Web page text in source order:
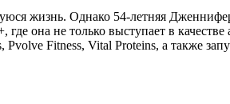
жизнь. Однако 54-летняя
она не только выступает в
Fitness, Vital Proteins, а также